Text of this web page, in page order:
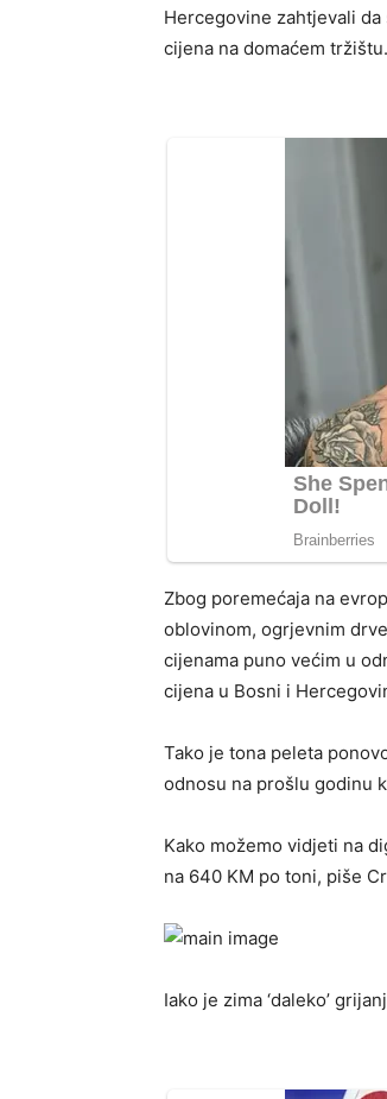
Hercegovine zahtjevali
cijena na domaćem tržištu.
Zbog poremećaja na
oblovinom, ogrjevnim
cijenama puno većim u
cijena u Bosni i
Tako je tona peleta
odnosu na prošlu godinu
Kako možemo vidjeti na
na 640 KM po toni, piše
Iako je zima ‘daleko’